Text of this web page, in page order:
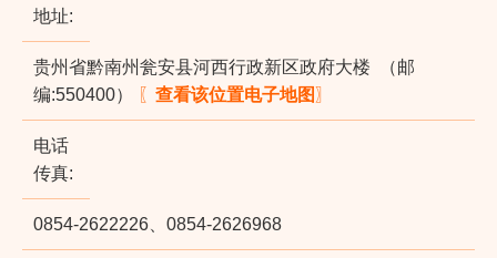
地址:
贵州省黔南州瓮安县河西行政新区政府大楼 （邮
编:550400）
〖 查看该位置电子地图〗
电话
传真:
0854-2622226、0854-2626968